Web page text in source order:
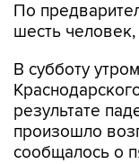
По
шесть
В субботу
результате
произошло
сообщалось о